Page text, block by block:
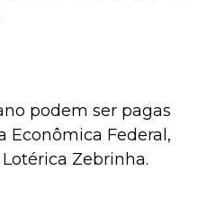
podem ser pagas
Econômica Federal,
Zebrinha.